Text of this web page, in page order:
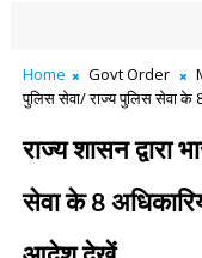
Home Govt Order
पुलिस सेवा/ राज्य पुलिस सेवा के
राज्य शासन द्वारा
सेवा के 8